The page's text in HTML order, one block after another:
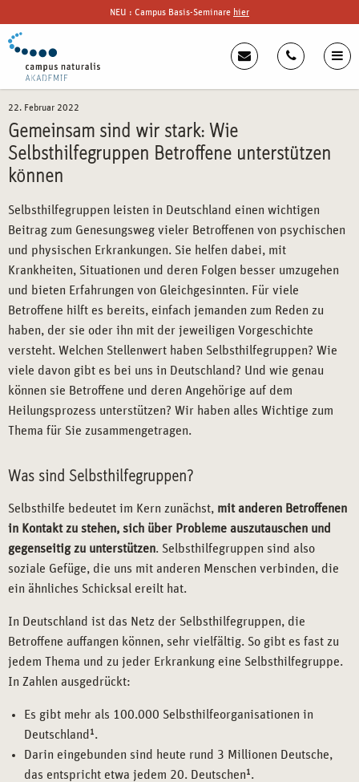
NEU : Campus Basis-Seminare hier
22. Februar 2022
Gemeinsam sind wir stark: Wie
Selbsthilfegruppen Betroffene unterstützen
können
Selbsthilfegruppen leisten in Deutschland einen wichtigen
Beitrag zum Genesungsweg vieler Betroffenen von psychischen
und physischen Erkrankungen. Sie helfen dabei, mit
Krankheiten, Situationen und deren Folgen besser umzugehen
und bieten Erfahrungen von Gleichgesinnten. Für viele
Betroffene hilft es bereits, einfach jemanden zum Reden zu
haben, der sie oder ihn mit der jeweiligen Vorgeschichte
versteht. Welchen Stellenwert haben Selbsthilfegruppen? Wie
viele davon gibt es bei uns in Deutschland? Und wie genau
können sie Betroffene und deren Angehörige auf dem
Heilungsprozess unterstützen? Wir haben alles Wichtige zum
Thema für Sie zusammengetragen.
Was sind Selbsthilfegruppen?
Selbsthilfe bedeutet im Kern zunächst, mit anderen Betroffenen
in Kontakt zu stehen, sich über Probleme auszutauschen und
gegenseitig zu unterstützen. Selbsthilfegruppen sind also
soziale Gefüge, die uns mit anderen Menschen verbinden, die
ein ähnliches Schicksal ereilt hat.
In Deutschland ist das Netz der Selbsthilfegruppen, die
Betroffene auffangen können, sehr vielfältig. So gibt es fast zu
jedem Thema und zu jeder Erkrankung eine Selbsthilfegruppe.
In Zahlen ausgedrückt:
Es gibt mehr als 100.000 Selbsthilfeorganisationen in
Deutschland 1 .
Darin eingebunden sind heute rund 3 Millionen Deutsche,
das entspricht etwa jedem 20. Deutschen 1 .